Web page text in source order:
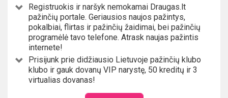
Registruokis ir naršyk nemokamai Draugas.lt
pažinčių portale. Geriausios naujos pažintys,
pokalbiai, flirtas ir pažinčių žaidimai, bei pažinčių
programėlė tavo telefone. Atrask naujas pažintis
internete!
Prisijunk prie didžiausio Lietuvoje pažinčių klubo
klubo ir gauk dovanų VIP narystę, 50 kreditų ir 3
virtualias dovanas!